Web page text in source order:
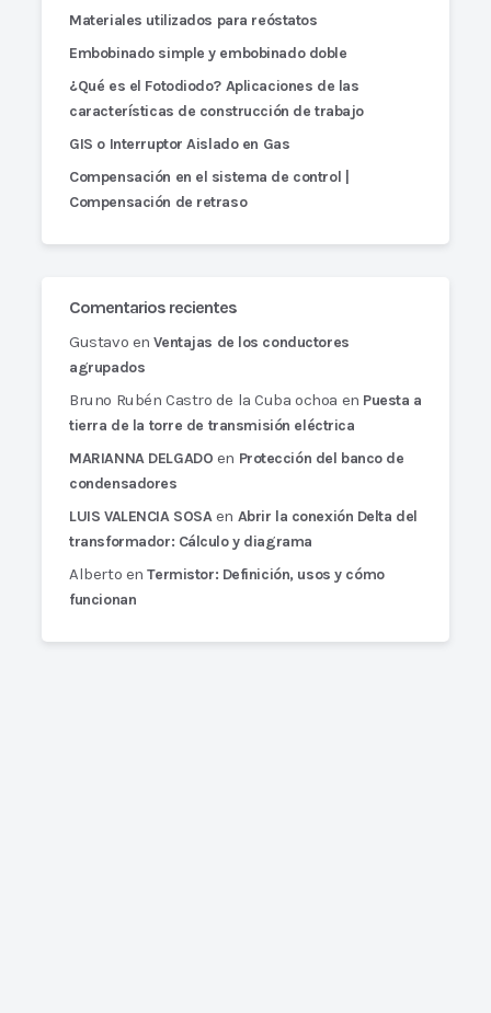
Materiales utilizados para reóstatos
Embobinado simple y embobinado doble
¿Qué es el Fotodiodo? Aplicaciones de las
características de construcción de trabajo
GIS o Interruptor Aislado en Gas
Compensación en el sistema de control |
Compensación de retraso
Comentarios recientes
Gustavo enVentajas de los conductores
agrupados
Bruno Rubén Castro de la Cuba ochoa en Puesta a
tierra de la torre de transmisión eléctrica
MARIANNA DELGADO en Protección del banco de
condensadores
LUIS VALENCIA SOSAen Abrir la conexión Delta del
transformador: Cálculo y diagrama
Alberto enTermistor: Definición, usos y cómo
funcionan